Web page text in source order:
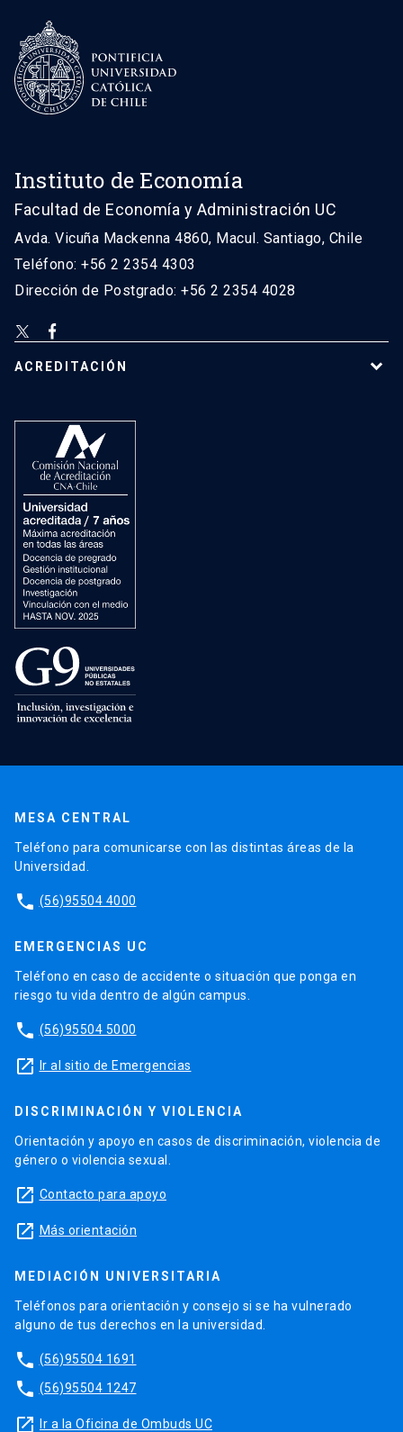
Instituto de Economía
Facultad de Economía y Administración UC
Avda. Vicuña Mackenna 4860, Macul. Santiago, Chile
Teléfono: +56 2 2354 4303
Dirección de Postgrado: +56 2 2354 4028
ACREDITACIÓN
MESA CENTRAL
Teléfono para comunicarse con las distintas áreas de la
Universidad.
phone (56)95504 4000
EMERGENCIAS UC
Teléfono en caso de accidente o situación que ponga en
riesgo tu vida dentro de algún campus.
phone (56)95504 5000
launch Ir al sitio de Emergencias
DISCRIMINACIÓN Y VIOLENCIA
Orientación y apoyo en casos de discriminación, violencia de
género o violencia sexual.
launch Contacto para apoyo
launch Más orientación
MEDIACIÓN UNIVERSITARIA
Teléfonos para orientación y consejo si se ha vulnerado
alguno de tus derechos en la universidad.
phone (56)95504 1691
phone (56)95504 1247
launch Ir a la Oficina de Ombuds UC